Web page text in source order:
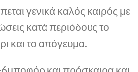
γενικά καλός καιρός με
κατά περιόδους το
και το απόγευμα.
6μποφόρ και πρόσκαιρα και